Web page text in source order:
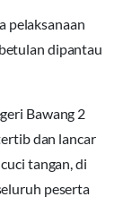
pelaksanaan
dipantau
Bawang 2
dan lancar
tangan, di
peserta